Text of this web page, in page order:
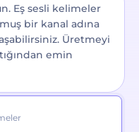
Eş sesli kelimeler
bir kanal adına
Üretmeyi
emin